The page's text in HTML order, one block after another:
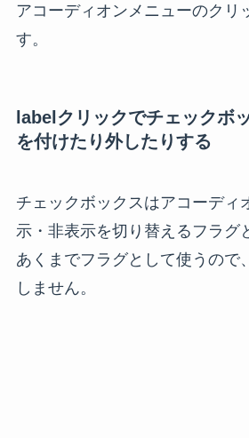
アコーディオンメニューのクリ
す。
labelクリックでチェックボ
を付けたり外したりする
チェックボックスはアコーディ
示・非表示を切り替えるフラグ
あくまでフラグとして使うので
しません。